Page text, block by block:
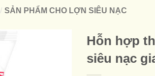
/ SẢN PHẨM CHO LỢN SIÊU NẠC
Hỗn hợp
siêu nạc